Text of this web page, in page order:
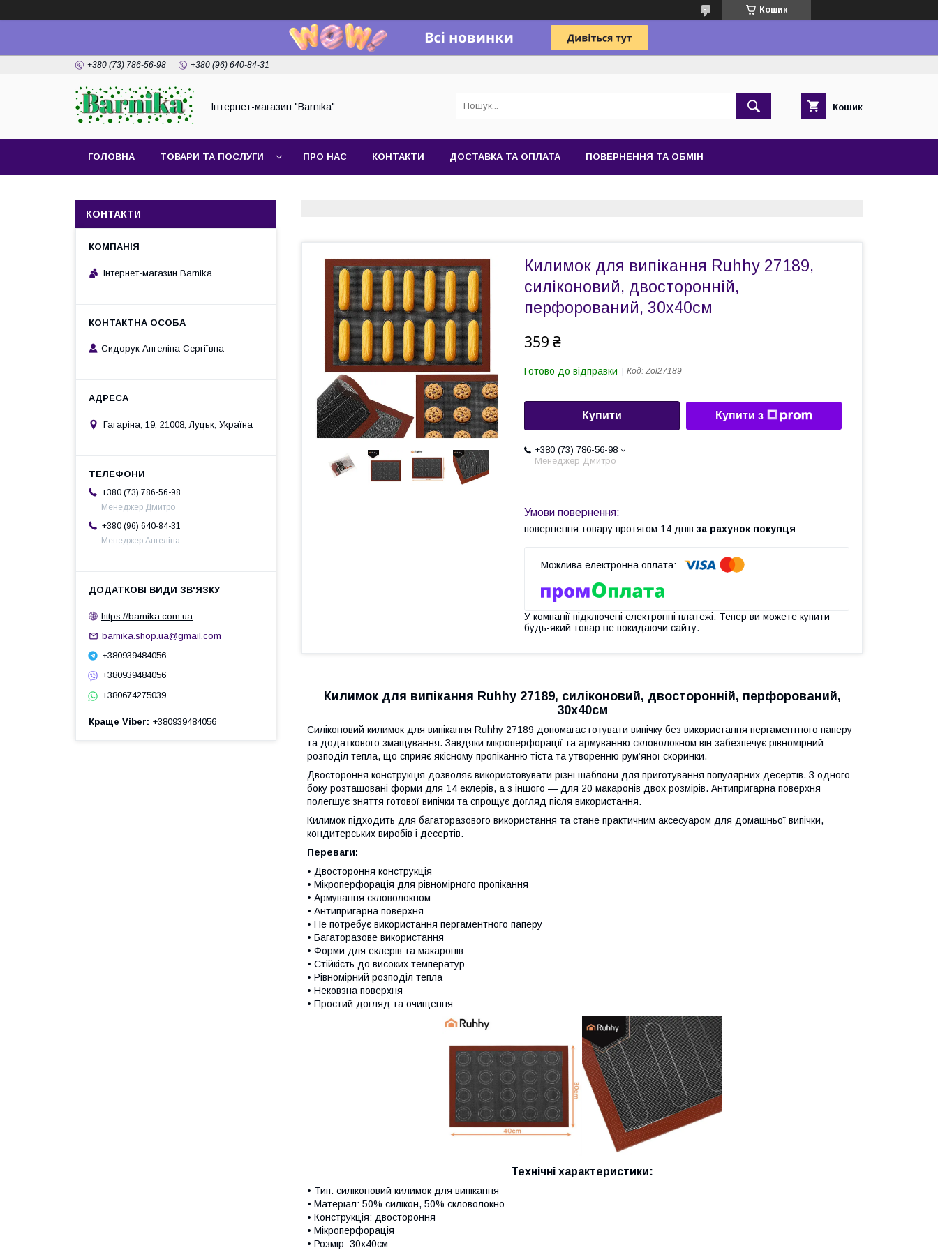
Кошик
+380 (73) 786-56-98 +380 (96) 640-84-31
Інтернет-магазин "Barnika" Кошик
ГОЛОВНА ТОВАРИ ТА ПОСЛУГИ ПРО НАС КОНТАКТИ ДОСТАВКА ТА ОПЛАТА ПОВЕРНЕННЯ ТА ОБМІН
Килимок для випікання Ruhhy 27189,
силіконовий, двосторонній,
перфорований, 30x40см
359 ₴
Готово до відправки Код: Zol27189
Купити Купити з
+380 (73) 786-56-98
Менеджер Дмитро
повернення товару протягом 14 днів за рахунок покупця
У компанії підключені електронні платежі. Тепер ви можете купити
будь-який товар не покидаючи сайту.
Килимок для випікання Ruhhy 27189, силіконовий, двосторонній, перфорований,
30x40см
Силіконовий килимок для випікання Ruhhy 27189 допомагає готувати випічку без використання пергаментного паперу
та додаткового змащування. Завдяки мікроперфорації та армуванню скловолокном він забезпечує рівномірний
розподіл тепла, що сприяє якісному пропіканню тіста та утворенню рум’яної скоринки.
Двостороння конструкція дозволяє використовувати різні шаблони для приготування популярних десертів. З одного
боку розташовані форми для 14 еклерів, а з іншого — для 20 макаронів двох розмірів. Антипригарна поверхня
полегшує зняття готової випічки та спрощує догляд після використання.
Килимок підходить для багаторазового використання та стане практичним аксесуаром для домашньої випічки,
кондитерських виробів і десертів.
Переваги:
• Двостороння конструкція
• Мікроперфорація для рівномірного пропікання
• Армування скловолокном
• Антипригарна поверхня
• Не потребує використання пергаментного паперу
• Багаторазове використання
• Форми для еклерів та макаронів
• Стійкість до високих температур
• Рівномірний розподіл тепла
• Нековзна поверхня
• Простий догляд та очищення
Технічні характеристики:
• Тип: силіконовий килимок для випікання
• Матеріал: 50% силікон, 50% скловолокно
• Конструкція: двостороння
• Мікроперфорація
• Розмір: 30x40см
КОНТАКТИ
Інтернет-магазин Barnika
Сидорук Ангеліна Сергіївна
Гагаріна, 19, 21008, Луцьк, Україна
+380 (73) 786-56-98
Менеджер Дмитро
+380 (96) 640-84-31
Менеджер Ангеліна
https://barnika.com.ua
barnika.shop.ua@gmail.com
+380939484056
+380939484056
+380674275039
Краще Viber +380939484056